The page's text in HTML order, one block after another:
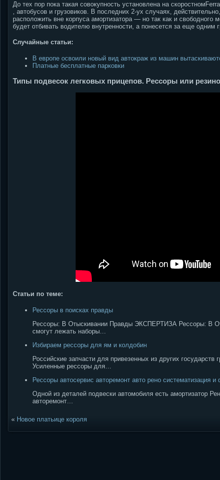
До тех пор пока такая совокупность установлена на
, автобусов и грузовиков. В последних 2-ух случаях,
расположить вне корпуса амортизатора — но так как и свободного
будет отбивать водителю внутренности, а понесется за еще одним
Случайные статьи:
В европе освоили новый вид автокраж из машин
Платные бесплатные парковки
Типы подвесок легковых прицепов. Рессоры или
Статьи по теме:
Рессоры в поисках правды
Рессоры: В Отыскивании Правды ЭКСПЕРТИЗА Рессоры: В
смогут лежать наборы…
Избираем рессоры для ям и колдобин
Российские запчасти для привезенных из других
Усиленные рессоры для…
Рессоры автосервис авторемонт авто рено систематизация и
Одной из деталей подвески автомобиля есть амортизатор
авторемонт…
« Новое платьице короля